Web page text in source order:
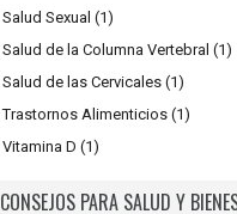
Salud Sexual (1)
Salud de la Columna Vertebral (1)
Salud de las Cervicales (1)
Trastornos Alimenticios (1)
Vitamina D (1)
CONSEJOS PARA SALUD Y